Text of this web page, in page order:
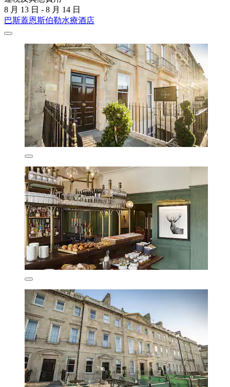
8 月 13 日 - 8 月 14 日
巴斯蓋恩斯伯勒水療酒店